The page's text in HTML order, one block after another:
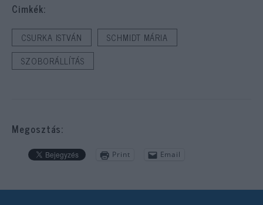
Cimkék:
CSURKA ISTVÁN
SCHMIDT MÁRIA
SZOBORÁLLÍTÁS
Megosztás:
Print Email